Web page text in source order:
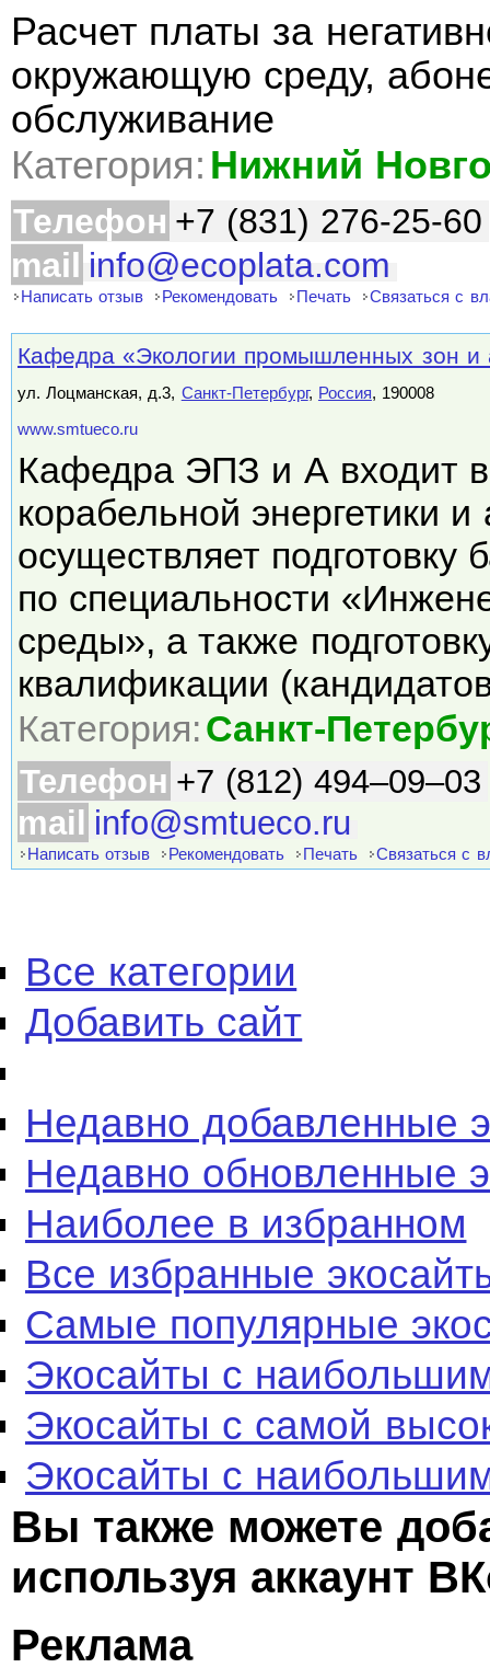
Расчет платы за
окружающую среду,
обслуживание
Категория: Нижний
Телефон +7 (831) 276-25-60
mail info@ecoplata.com
Написать отзыв Рекомендовать Печать Связаться с
Кафедра «Экологии промышленных зон
ул. Лоцманская, д.3, Санкт-Петербург, Россия, 190008
www.smtueco.ru
Кафедра ЭПЗ и А входит в
корабельной энергетики
осуществляет подготовку
по специальности
среды», а также
квалификации
Категория:Санкт-
Телефон +7 (812) 494–09–03
mail info@smtueco.ru
Написать отзыв Рекомендовать Печать Связаться с
Все категории
Добавить сайт
Недавно добавленные
Недавно обновленные
Наиболее в избранном
Все избранные
Самые популярные
Экосайты с
Экосайты с самой
Экосайты с
Вы также можете
используя аккаунт
Реклама